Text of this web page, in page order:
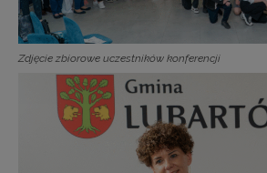
Zdjęcie zbiorowe uczestników konferencji